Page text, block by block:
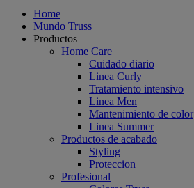
Home
Mundo Truss
Productos
Home Care
Cuidado diario
Linea Curly
Tratamiento intensivo
Linea Men
Mantenimiento de color
Linea Summer
Productos de acabado
Styling
Proteccion
Profesional